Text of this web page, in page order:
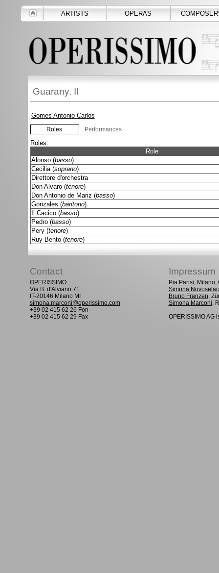
ARTISTS OPERAS
Guarany, Il
Gomes Antonio Carlos
Roles Performances
Roles:
Role
Alonso (basso)
Cecilia (soprano)
Direttore d'orchestra
Don Alvaro (tenore)
Don Antonio de Mariz (basso)
Gonzales (baritono)
Il Cacico (basso)
Pedro (basso)
Pery (tenore)
Ruy-Bento (tenore)
Contact Impressum
OPERISSIMO
Via B. d'Alviano 71
IT-20146 Milano MI
simona.marconi@operissimo.com
+39 02 415 62 26 Fon
+39 02 415 62 29 Fax
Pia Parisi, Milano,
Simona Novoselac
Bruno Franzen,
Simona Marconi,
OPERISSIMO AG